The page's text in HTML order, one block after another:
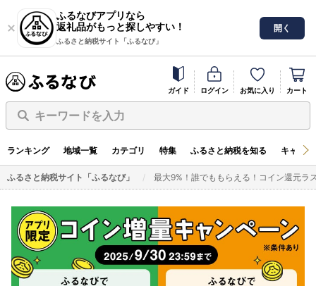
ふるなびアプリなら
返礼品がもっと探しやすい！
ふるさと納税サイト「ふるなび」
開く
ガイド ログイン お気に入り カート
キーワードを入力
ランキング 地域一覧 カテゴリ 特集 ふるさと納税を知る キャン
ふるさと納税サイト「ふるなび」 最大9%！誰でももらえる！コイン還元ラ